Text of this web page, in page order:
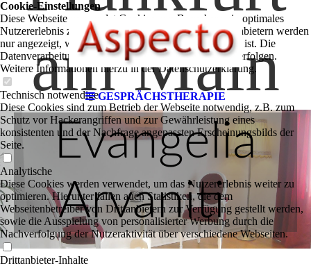
GESPRÄCHSTHERAPIE
am Main
Evangelia
Arvaniti
Cookie-Einstellungen
Diese Webseite verwendet Cookies, um Besuchern ein optimales
Nutzererlebnis zu bieten. Bestimmte Inhalte von Drittanbietern werden
nur angezeigt, wenn die entsprechende Option aktiviert ist. Die
Datenverarbeitung kann dann auch in einem Drittland erfolgen.
Weitere Informationen hierzu in der Datenschutzerklärung.
Technisch notwendige
Diese Cookies sind zum Betrieb der Webseite notwendig, z.B. zum
Schutz vor Hackerangriffen und zur Gewährleistung eines
konsistenten und der Nachfrage angepassten Erscheinungsbilds der
Seite.
Analytische
Diese Cookies werden verwendet, um das Nutzererlebnis weiter zu
optimieren. Hierunter fallen auch Statistiken, die dem
Webseitenbetreiber von Drittanbietern zur Verfügung gestellt werden,
sowie die Ausspielung von personalisierter Werbung durch die
Nachverfolgung der Nutzeraktivität über verschiedene Webseiten.
Drittanbieter-Inhalte